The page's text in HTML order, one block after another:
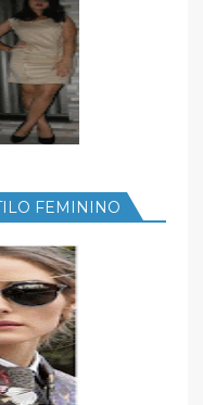
FEMININO